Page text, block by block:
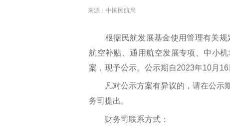
来源：中国民航局
根据民航发展基金使用管理有关规
航空补贴、通用航空发展专项、中小
案，现予公示。公示期自2023年10月16
凡对公示方案有异议的，请在公示
务司提出。
财务司联系方式：